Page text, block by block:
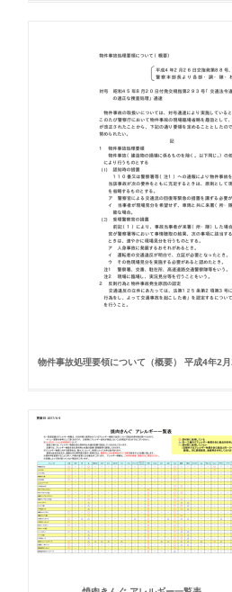
物件事故処理要領について（概要） 平成4年2